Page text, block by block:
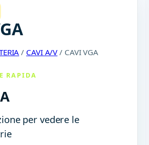
/ CAVI A/V / CAVI VGA
RAPIDA
per vedere le